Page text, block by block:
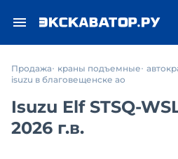
Продажа краны подъемные
isuzu в благовещенске ао
Isuzu Elf STSQ-
2026 г.в.